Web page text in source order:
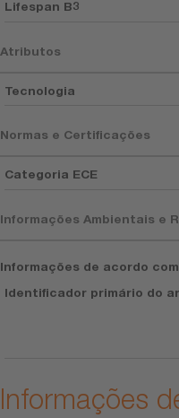
Lifespan B3
Atributos
Tecnologia
Normas e Certificações
Categoria ECE
Informações Ambientais e
Informações de acordo com
Identificador primário do
Informações